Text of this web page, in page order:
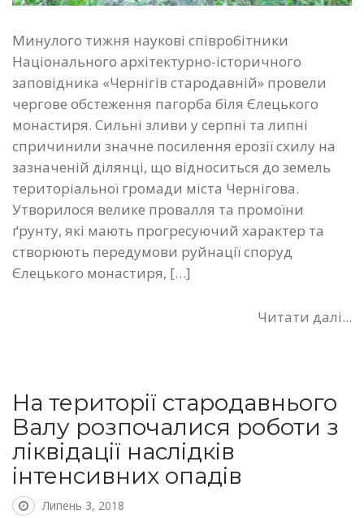
Минулого тижня наукові співробітники
Національного архітектурно-історичного
заповідника «Чернігів стародавній» провели
чергове обстеження пагорба біля Єлецького
монастиря. Сильні зливи у серпні та липні
спричинили значне посилення ерозії схилу на
зазначеній ділянці, що відноситься до земель
територіальної громади міста Чернігова.
Утворилося велике провалля та промоїни
ґрунту, які мають прогресуючий характер та
створюють передумови руйнації споруд
Єлецького монастиря, […]
Читати далі...
На території стародавнього
Валу розпочалися роботи з
ліквідації наслідків
інтенсивних опадів
Липень 3, 2018